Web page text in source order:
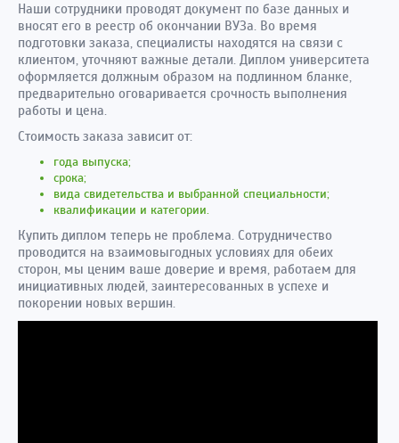
Наши сотрудники проводят документ по базе данных и
вносят его в реестр об окончании ВУЗа. Во время
подготовки заказа, специалисты находятся на связи с
клиентом, уточняют важные детали. Диплом университета
оформляется должным образом на подлинном бланке,
предварительно оговаривается срочность выполнения
работы и цена.
Стоимость заказа зависит от:
года выпуска;
срока;
вида свидетельства и выбранной специальности;
квалификации и категории.
Купить диплом теперь не проблема. Сотрудничество
проводится на взаимовыгодных условиях для обеих
сторон, мы ценим ваше доверие и время, работаем для
инициативных людей, заинтересованных в успехе и
покорении новых вершин.